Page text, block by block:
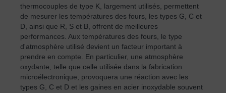
thermocouples de type K, largement utilisés, permettent
de mesurer les températures des fours, les types G, C et
D, ainsi que R, S et B, offrent de meilleures
performances. Aux températures des fours, le type
d'atmosphère utilisé devient un facteur important à
prendre en compte. En particulier, une atmosphère
oxydante, telle que celle utilisée dans la fabrication
microélectronique, provoquera une réaction avec les
types G, C et D et les gaines en acier inoxydable souvent